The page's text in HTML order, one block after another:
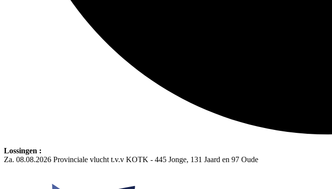
Lossingen :
Za. 08.08.2026 Provinciale vlucht t.v.v KOTK - 445 Jonge, 131 Jaard en 97 Oude